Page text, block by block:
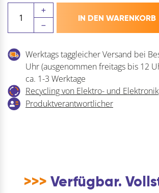
393S
Aufschweißflansch
Länge
Stahl
blank
IN DEN WARENKORB
Werktags taggleicher Versand bei
Uhr (ausgenommen freitags bis 12
ca. 1-3 Werktage
Recycling von Elektro- und
Produktverantwortlicher
>>> Verfügbar.